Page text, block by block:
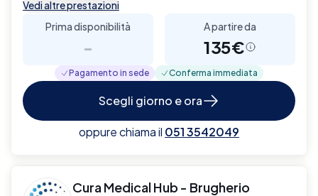
Vedi altre prestazioni
Prima disponibilità
-
A partire da
135€
Pagamento in sede Conferma immediata
Scegli giorno e ora
oppure chiama il 051 3542049
Cura Medical Hub - Brugherio